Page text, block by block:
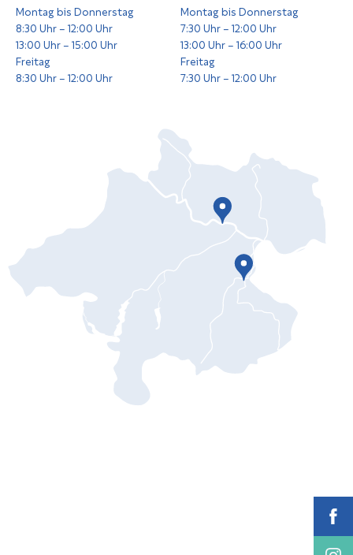
Montag bis Donnerstag
8:30 Uhr – 12:00 Uhr
13:00 Uhr – 15:00 Uhr
Freitag
8:30 Uhr – 12:00 Uhr
Montag bis Donnerstag
7:30 Uhr – 12:00 Uhr
13:00 Uhr – 16:00 Uhr
Freitag
7:30 Uhr – 12:00 Uhr